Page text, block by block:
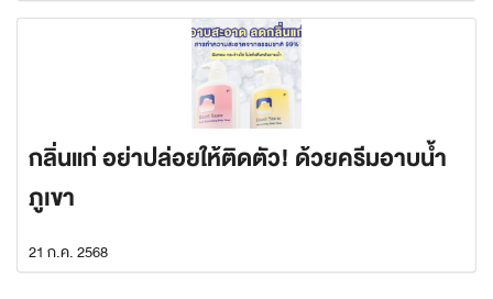
กลิ่นแก่ อย่าปล่อยให้ติดตัว! ด้วยครีมอาบน้ำ
ภูเขา
21 ก.ค. 2568